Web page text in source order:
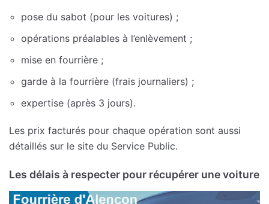
pose du sabot (pour les voitures) ;
opérations préalables à l’enlèvement ;
mise en fourrière ;
garde à la fourrière (frais journaliers) ;
expertise (après 3 jours).
Les prix facturés pour chaque opération sont aussi
détaillés sur le site du Service Public.
Les délais à respecter pour récupérer une voiture